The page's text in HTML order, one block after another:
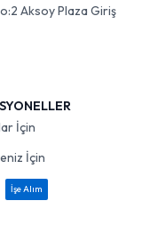
Aksoy Plaza Giriş
İçin
İçin
İşe Alım